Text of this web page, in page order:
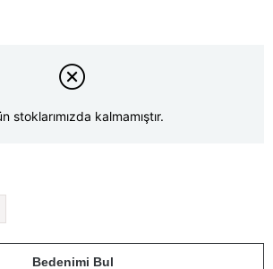
stoklarımızda kalmamıştır.
Bedenimi Bul